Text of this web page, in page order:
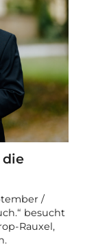
die
/
besucht
Rauxel,